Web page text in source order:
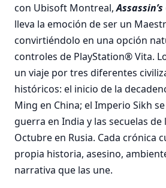
con Ubisoft Montreal,
lleva la emoción de ser un
convirtiéndolo en una opción
controles de PlayStation® Vita.
un viaje por tres diferentes
históricos: el inicio de la
Ming en China; el Imperio Sikh
guerra en India y las secuelas de
Octubre en Rusia. Cada crónica
propia historia, asesino,
narrativa que las une.